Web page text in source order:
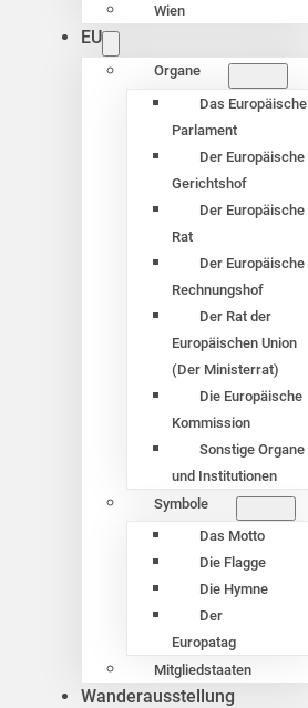
Wien
EU
Organe
Das Europäische
Parlament
Der Europäische
Gerichtshof
Der Europäische
Rat
Der Europäische
Rechnungshof
Der Rat der
Europäischen Union
(Der Ministerrat)
Die Europäische
Kommission
Sonstige Organe
und Institutionen
Symbole
Das Motto
Die Flagge
Die Hymne
Der
Europatag
Mitgliedstaaten
Wanderausstellung